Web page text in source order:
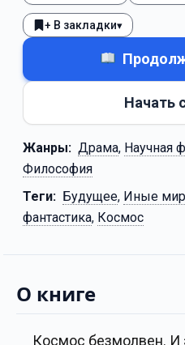
+ В закладки▾
Начать
Жанры: Драма, Научная
Философия
Теги: Будущее, Иные
фантастика, Космос
О книге
Космос безмолвен. И